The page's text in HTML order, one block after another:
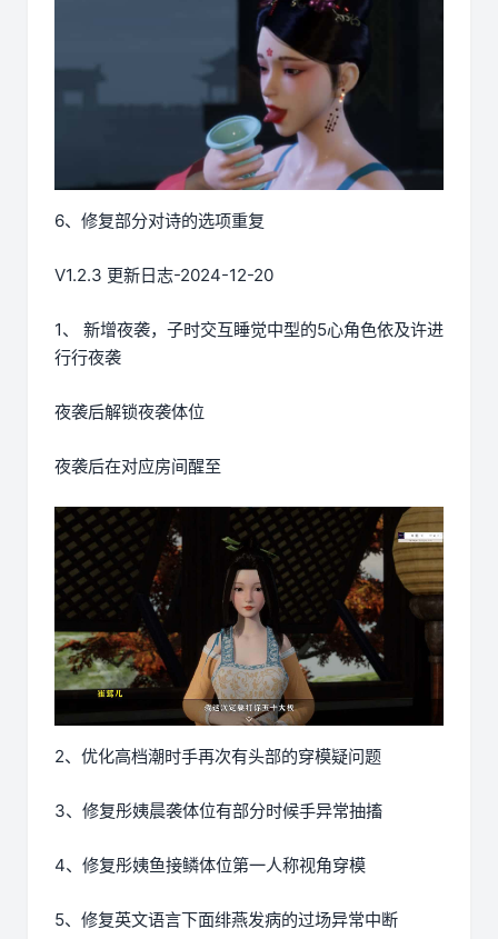
6、修复部分对诗的选项重复
V1.2.3 更新日志-2024-12-20
1、 新增夜袭，子时交互睡觉中型的5心角色依及许进
行行夜袭
夜袭后解锁夜袭体位
夜袭后在对应房间醒至
2、优化高档潮时手再次有头部的穿模疑问题
3、修复彤姨晨袭体位有部分时候手异常抽搐
4、修复彤姨鱼接鳞体位第一人称视角穿模
5、修复英文语言下面绯燕发病的过场异常中断